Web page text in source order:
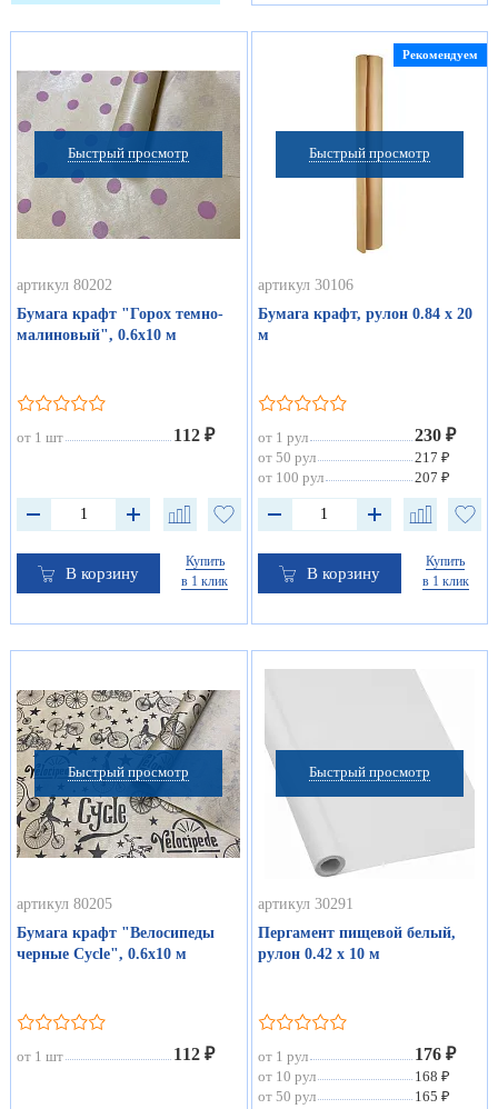
Быстрый просмотр
артикул 80202
Бумага крафт "Горох темно-
малиновый", 0.6х10 м
от 1 шт 112 ₽
В корзину
Купить
в 1 клик
Быстрый просмотр
Рекомендуем
артикул 30106
Бумага крафт, рулон 0.84 х 20
м
от 1 рул 230 ₽
от 50 рул
217 ₽
от 100 рул
207 ₽
В корзину
Купить
в 1 клик
Быстрый просмотр
артикул 80205
Бумага крафт "Велосипеды
черные Cycle", 0.6х10 м
от 1 шт 112 ₽
Быстрый просмотр
артикул 30291
Пергамент пищевой белый,
рулон 0.42 х 10 м
от 1 рул 176 ₽
от 10 рул
168 ₽
от 50 рул
165 ₽